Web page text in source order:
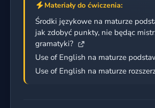
Materiały do ćwiczenia:
Środki językowe na maturze
jak zdobyć punkty, nie będąc
gramatyki?
Use of English na maturze
Use of English na maturze